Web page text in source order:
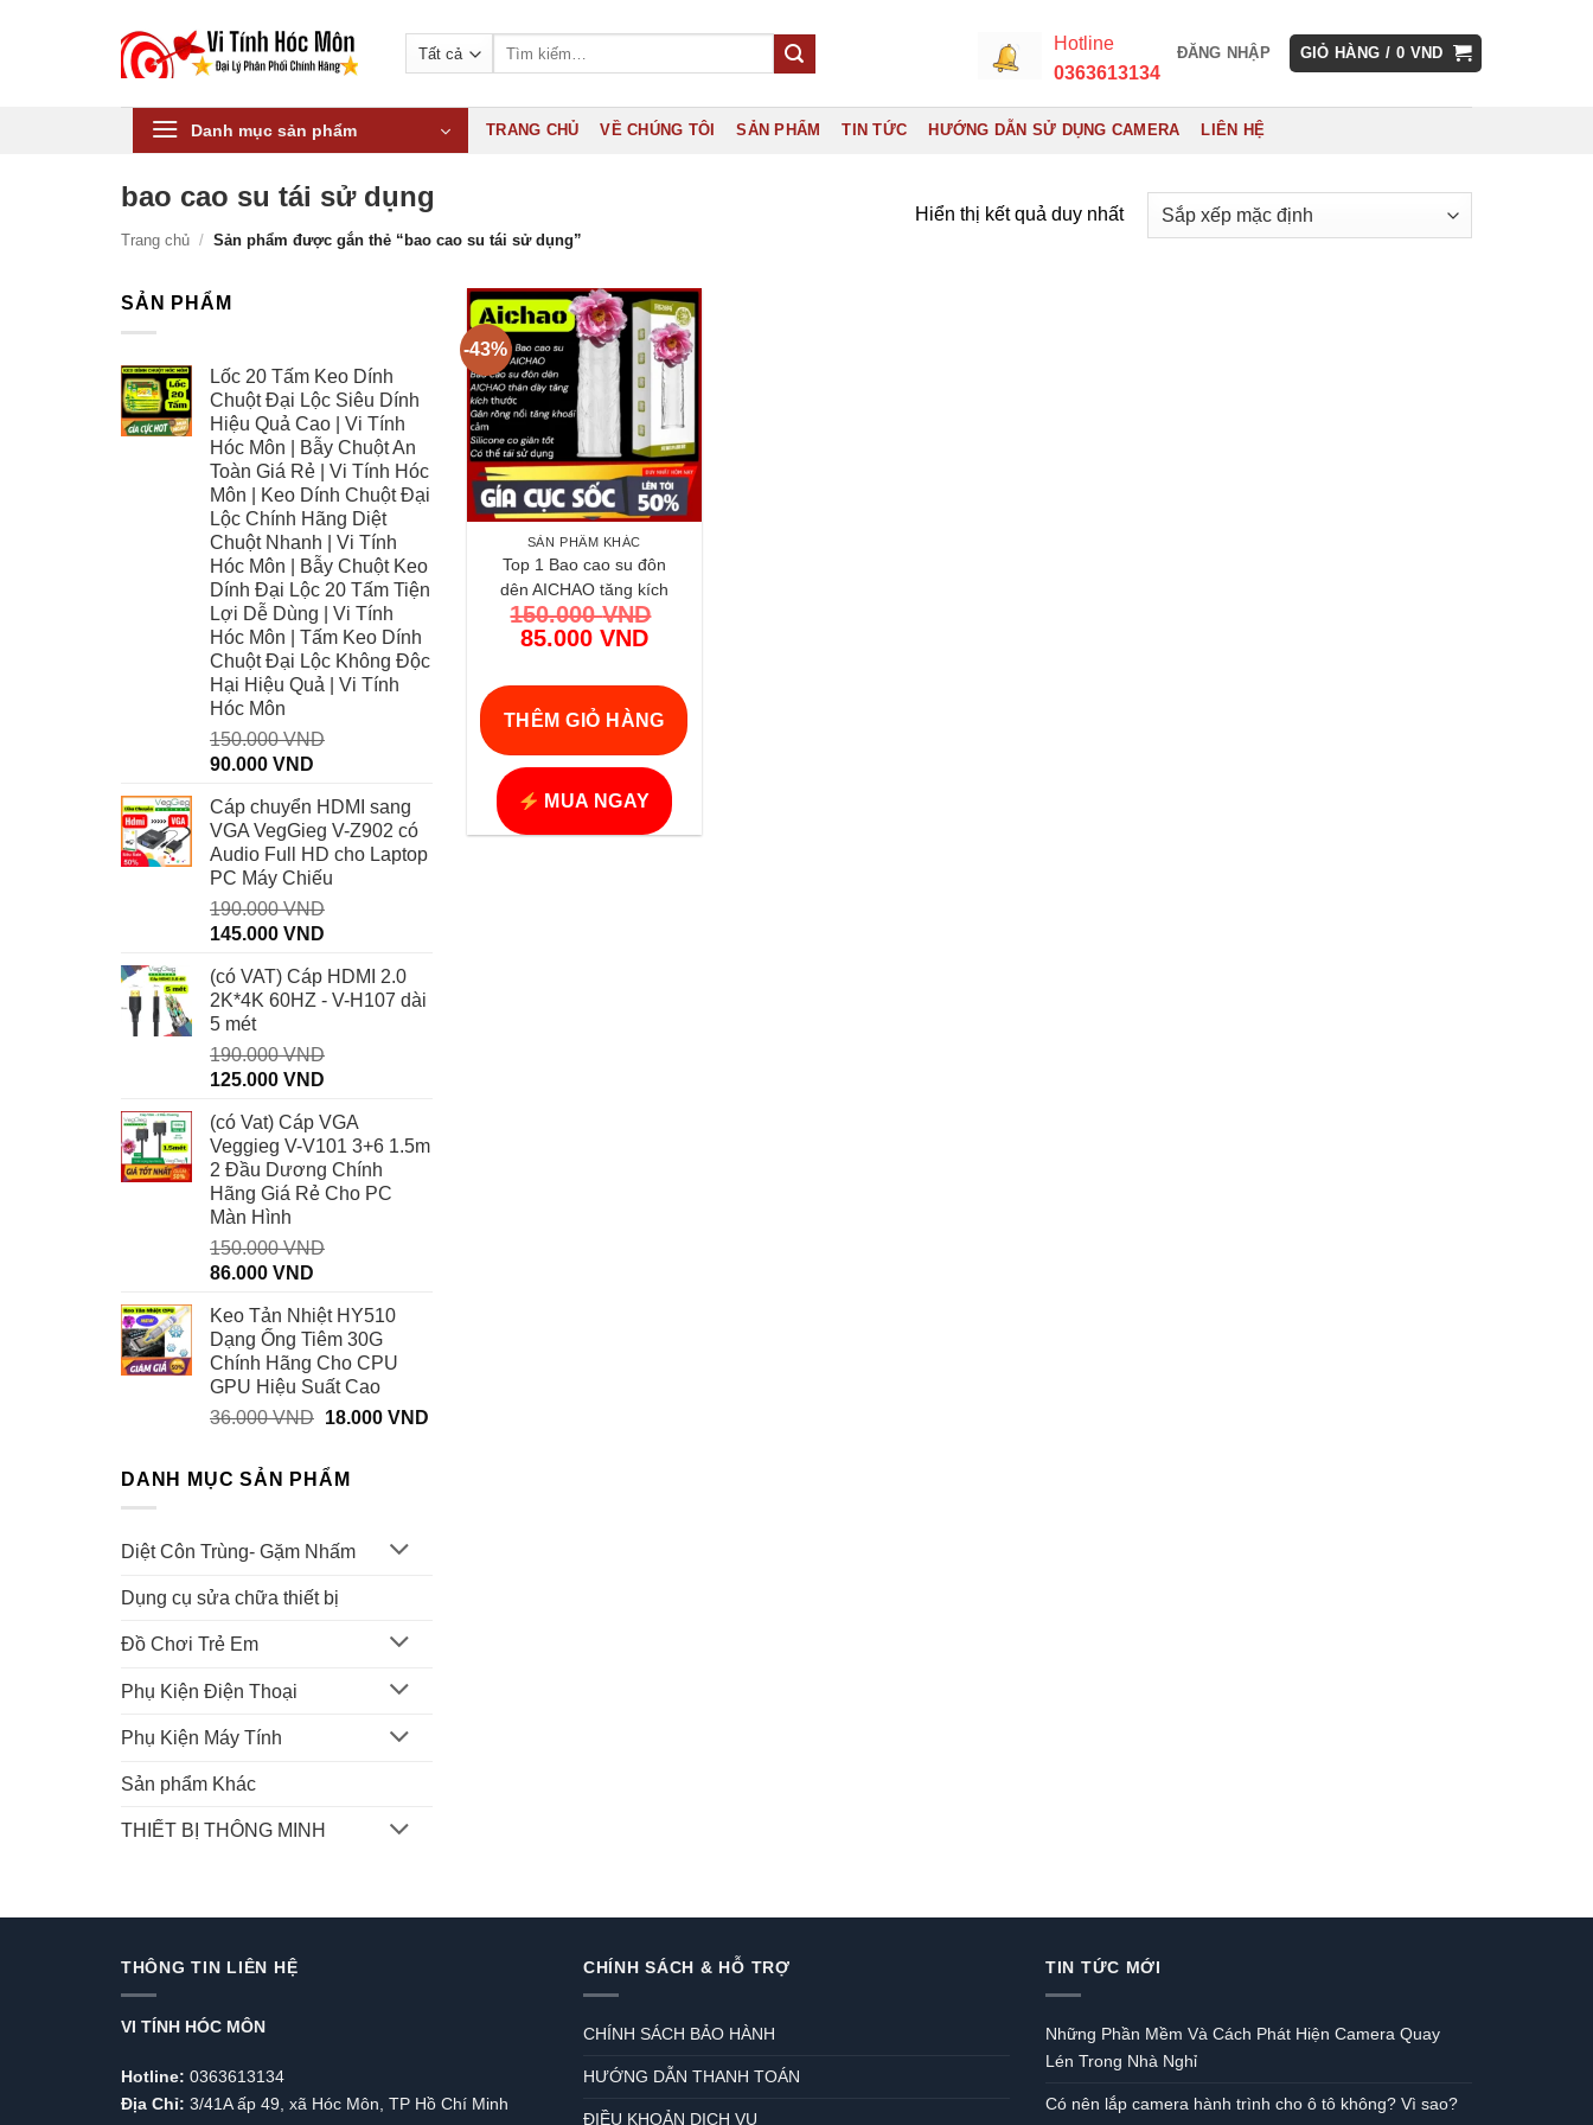
Hotline
0363613134
ĐĂNG NHẬP GIỎ HÀNG / 0 VND
Danh mục sản phẩm TRANG CHỦ VỀ CHÚNG TÔI SẢN PHẨM TIN TỨC HƯỚNG DẪN SỬ DỤNG CAMERA LIÊN HỆ
bao cao su tái sử dụng
Trang chủ / Sản phẩm được gắn thẻ “bao cao su tái sử dụng”
Hiển thị kết quả duy nhất
SẢN PHẨM
Lốc 20 Tấm Keo Dính
Chuột Đại Lộc Siêu Dính
Hiệu Quả Cao | Vi Tính
Hóc Môn | Bẫy Chuột An
Toàn Giá Rẻ | Vi Tính Hóc
Môn | Keo Dính Chuột Đại
Lộc Chính Hãng Diệt
Chuột Nhanh | Vi Tính
Hóc Môn | Bẫy Chuột Keo
Dính Đại Lộc 20 Tấm Tiện
Lợi Dễ Dùng | Vi Tính
Hóc Môn | Tấm Keo Dính
Chuột Đại Lộc Không Độc
Hại Hiệu Quả | Vi Tính
Hóc Môn
150.000VND
Giá
là:
150.000 VND.
90.000 VND
tại
là:
90.000 VND.
Cáp chuyển HDMI sang
VGA VegGieg V-Z902 có
Audio Full HD cho Laptop
PC Máy Chiếu
190.000VND
Giá
là:
190.000 VND.
145.000 VND
tại
là:
(có VAT) Cáp HDMI 2.0
2K*4K 60HZ - V-H107 dài
5 mét
190.000VND
Giá
là:
190.000 VND.
125.000 VND
tại
là:
125.000 VND.
(có Vat) Cáp VGA
Veggieg V-V101 3+6 1.5m
2 Đầu Dương Chính
Hãng Giá Rẻ Cho PC
Màn Hình
150.000VND
Giá
là:
150.000 VND.
86.000 VND
tại
là:
86.000 VND.
Keo Tản Nhiệt HY510
Dạng Ống Tiêm 30G
Chính Hãng Cho CPU
GPU Hiệu Suất Cao
36.000VND Giá
là:
36.000 VND.
18.000 VNDGiá
DANH MỤC SẢN PHẨM
Diệt Côn Trùng- Gặm Nhấm
Dụng cụ sửa chữa thiết bị
Đồ Chơi Trẻ Em
Phụ Kiện Điện Thoại
Phụ Kiện Máy Tính
Sản phẩm Khác
THIẾT BỊ THÔNG MINH
-43%
SẢN PHẨM KHÁC
Top 1 Bao cao su đôn
dên AICHAO tăng kích
thước mạnh mẽ chính
hãng | Vi Tính Hóc Môn
150.000VND
Giá
là:
150.000 VND.
85.000 VND
hiện
tại
là:
85.000 VND.
THÊM GIỎ HÀNG
MUA NGAY
THÔNG TIN LIÊN HỆ
VI TÍNH HÓC MÔN
Hotline: 0363613134
Địa Chỉ: 3/41A ấp 49, xã Hóc Môn, TP Hồ Chí Minh
CHÍNH SÁCH & HỖ TRỢ
CHÍNH SÁCH BẢO HÀNH
HƯỚNG DẪN THANH TOÁN
ĐIỀU KHOẢN DỊCH VỤ
TIN TỨC MỚI
Những Phần Mềm Và Cách Phát Hiện Camera Quay
Lén Trong Nhà Nghỉ
Có nên lắp camera hành trình cho ô tô không? Vì sao?